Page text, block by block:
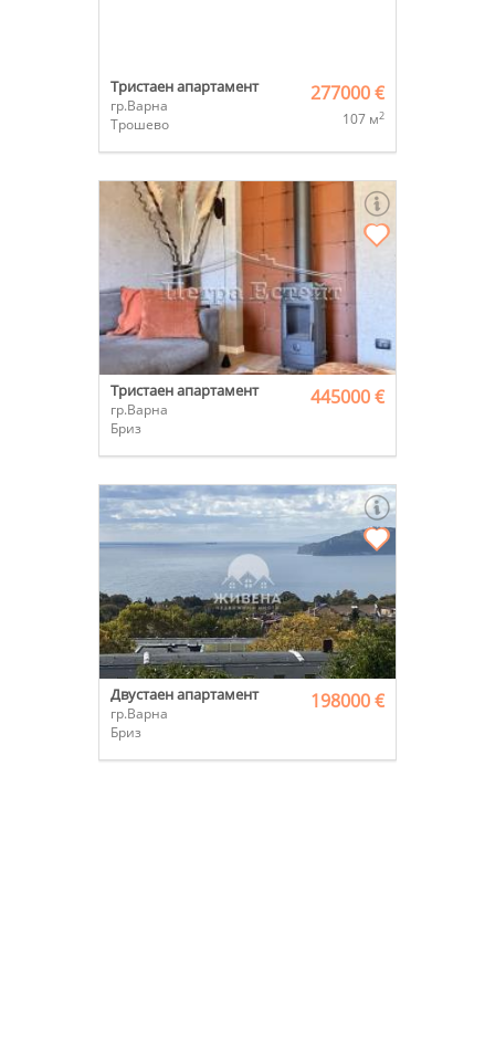
Тристаен апартамент
гр.Варна
Трошево
277000 €
107 м2
Тристаен апартамент
гр.Варна
Бриз
445000 €
Двустаен апартамент
гр.Варна
Бриз
198000 €